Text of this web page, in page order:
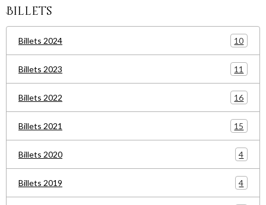
Billets
Billets 2024 10
Billets 2023 11
Billets 2022 16
Billets 2021 15
Billets 2020 4
Billets 2019 4